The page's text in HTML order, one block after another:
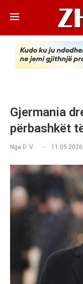
Gjermania
përbashkët
Nga D. V.